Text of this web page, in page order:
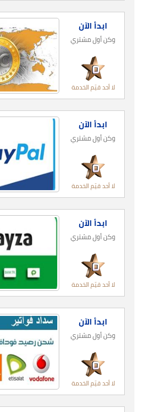
ابدأ الآن
وكن أول مشتري
لا أحد قيّم الخدمة
ابدأ الآن
وكن أول مشتري
لا أحد قيّم الخدمة
ابدأ الآن
وكن أول مشتري
لا أحد قيّم الخدمة
ابدأ الآن
وكن أول مشتري
لا أحد قيّم الخدمة